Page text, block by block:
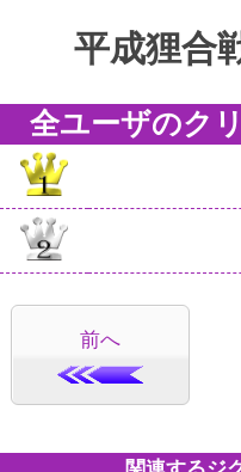
平成狸合
全ユーザのク
前へ